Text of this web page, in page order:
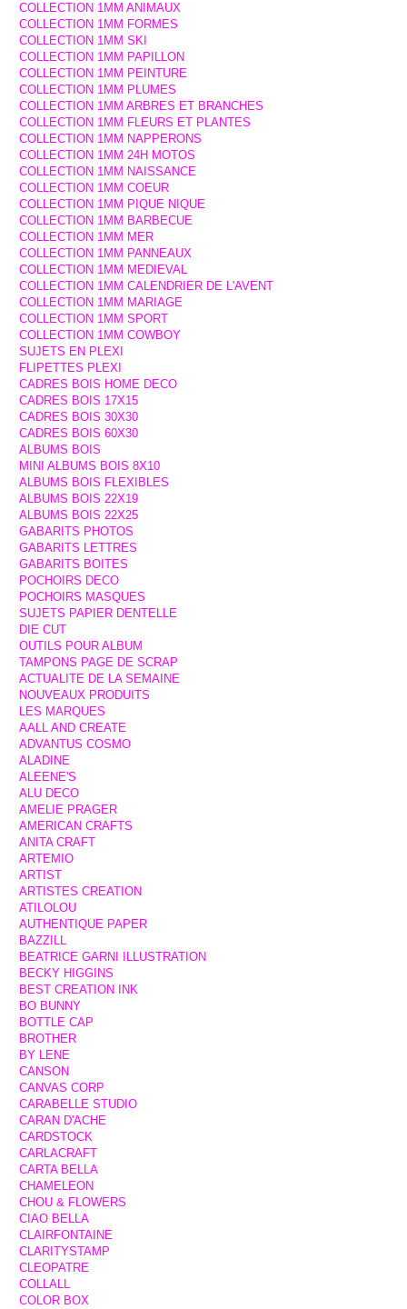
COLLECTION 1MM ANIMAUX
COLLECTION 1MM FORMES
COLLECTION 1MM SKI
COLLECTION 1MM PAPILLON
COLLECTION 1MM PEINTURE
COLLECTION 1MM PLUMES
COLLECTION 1MM ARBRES ET BRANCHES
COLLECTION 1MM FLEURS ET PLANTES
COLLECTION 1MM NAPPERONS
COLLECTION 1MM 24H MOTOS
COLLECTION 1MM NAISSANCE
COLLECTION 1MM COEUR
COLLECTION 1MM PIQUE NIQUE
COLLECTION 1MM BARBECUE
COLLECTION 1MM MER
COLLECTION 1MM PANNEAUX
COLLECTION 1MM MEDIEVAL
COLLECTION 1MM CALENDRIER DE L'AVENT
COLLECTION 1MM MARIAGE
COLLECTION 1MM SPORT
COLLECTION 1MM COWBOY
SUJETS EN PLEXI
FLIPETTES PLEXI
CADRES BOIS HOME DECO
CADRES BOIS 17X15
CADRES BOIS 30X30
CADRES BOIS 60X30
ALBUMS BOIS
MINI ALBUMS BOIS 8X10
ALBUMS BOIS FLEXIBLES
ALBUMS BOIS 22X19
ALBUMS BOIS 22X25
GABARITS PHOTOS
GABARITS LETTRES
GABARITS BOITES
POCHOIRS DECO
POCHOIRS MASQUES
SUJETS PAPIER DENTELLE
DIE CUT
OUTILS POUR ALBUM
TAMPONS PAGE DE SCRAP
ACTUALITE DE LA SEMAINE
NOUVEAUX PRODUITS
LES MARQUES
AALL AND CREATE
ADVANTUS COSMO
ALADINE
ALEENE'S
ALU DECO
AMELIE PRAGER
AMERICAN CRAFTS
ANITA CRAFT
ARTEMIO
ARTIST
ARTISTES CREATION
ATILOLOU
AUTHENTIQUE PAPER
BAZZILL
BEATRICE GARNI ILLUSTRATION
BECKY HIGGINS
BEST CREATION INK
BO BUNNY
BOTTLE CAP
BROTHER
BY LENE
CANSON
CANVAS CORP
CARABELLE STUDIO
CARAN D'ACHE
CARDSTOCK
CARLACRAFT
CARTA BELLA
CHAMELEON
CHOU & FLOWERS
CIAO BELLA
CLAIRFONTAINE
CLARITYSTAMP
CLEOPATRE
COLLALL
COLOR BOX